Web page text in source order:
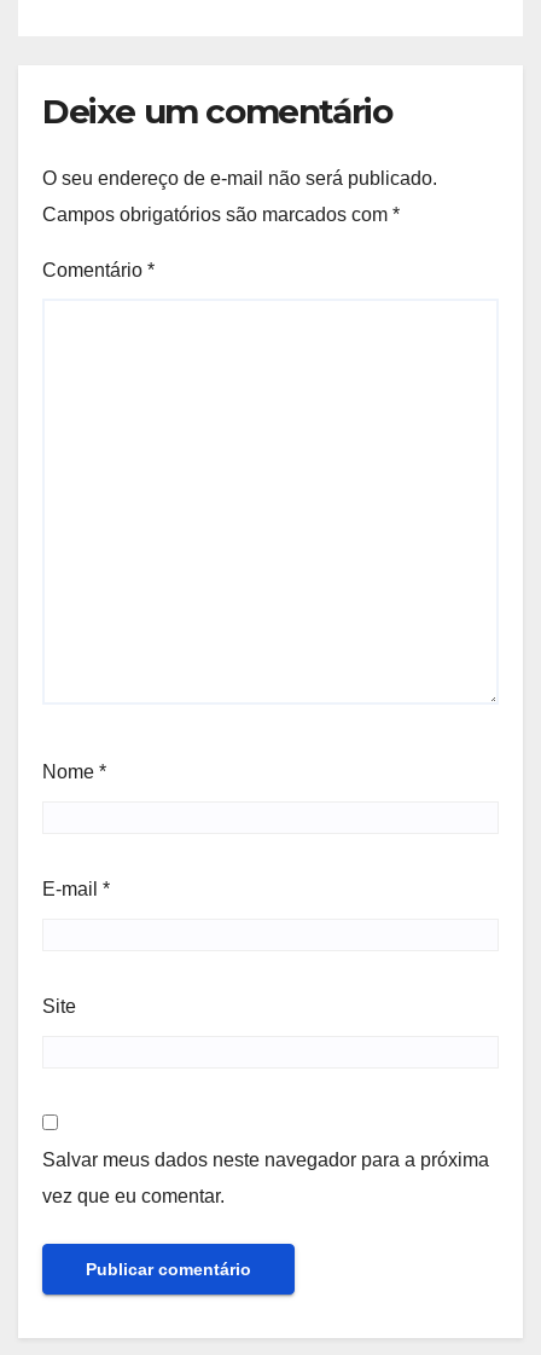
Deixe um comentário
O seu endereço de e-mail não será publicado.
Campos obrigatórios são marcados com *
Comentário *
Nome *
E-mail *
Site
Salvar meus dados neste navegador para a próxima
vez que eu comentar.